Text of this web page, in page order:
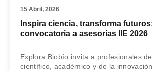
15 Abril, 2026
Inspira ciencia, transforma
convocatoria a asesorías IIE 2026
Explora Biobío invita a profesionales
científico, académico y de la